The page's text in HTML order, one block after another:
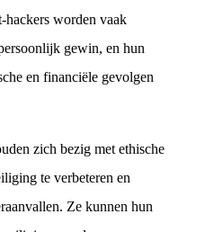
hackers worden vaak
gewin, en hun
en financiële gevolgen
zich bezig met ethische
te verbeteren en
Ze kunnen hun